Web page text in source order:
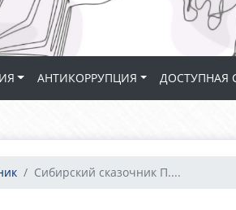
АНТИКОРРУПЦИЯ ДОСТУПНАЯ
Сибирский сказочник П....